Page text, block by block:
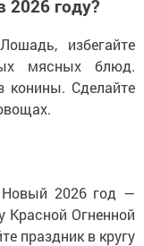
2026 году?
избегайте
мясных блюд.
конины. Сделайте
Новый 2026 год —
Красной Огненной
праздник в кругу